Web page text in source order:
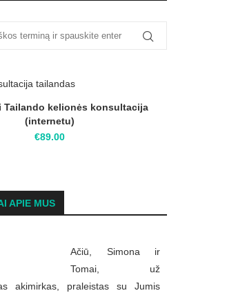
Tailando kelionės konsultacija
(internetu)
€89.00
APIE MUS
Ačiū, Simona ir
Tomai, už
akimirkas, praleistas su Jumis